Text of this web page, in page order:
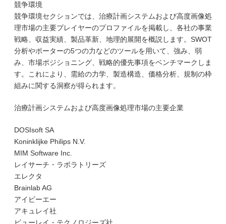
競争環境
競争環境セクションでは、治療計画システムおよび高度画像処
理市場の主要プレイヤーのプロファイルを掲載し、各社の事業
戦略、収益実績、製品革新、地理的展開を概説します。SWOT
分析やポーターの5つの力などのツールを用いて、強み、弱
み、市場ポジショニング、戦略的優先事項をベンチマークしま
す。これにより、需給の力学、製造構造、価格分析、規制の枠
組みに関する洞察が得られます。
治療計画システムおよび高度画像処理市場の主要企業
DOSIsoft SA
Koninklijke Philips N.V.
MIM Software Inc.
レイサーチ・ラボラトリーズ
エレクタ
Brainlab AG
アイビーエー
アキュレイ社